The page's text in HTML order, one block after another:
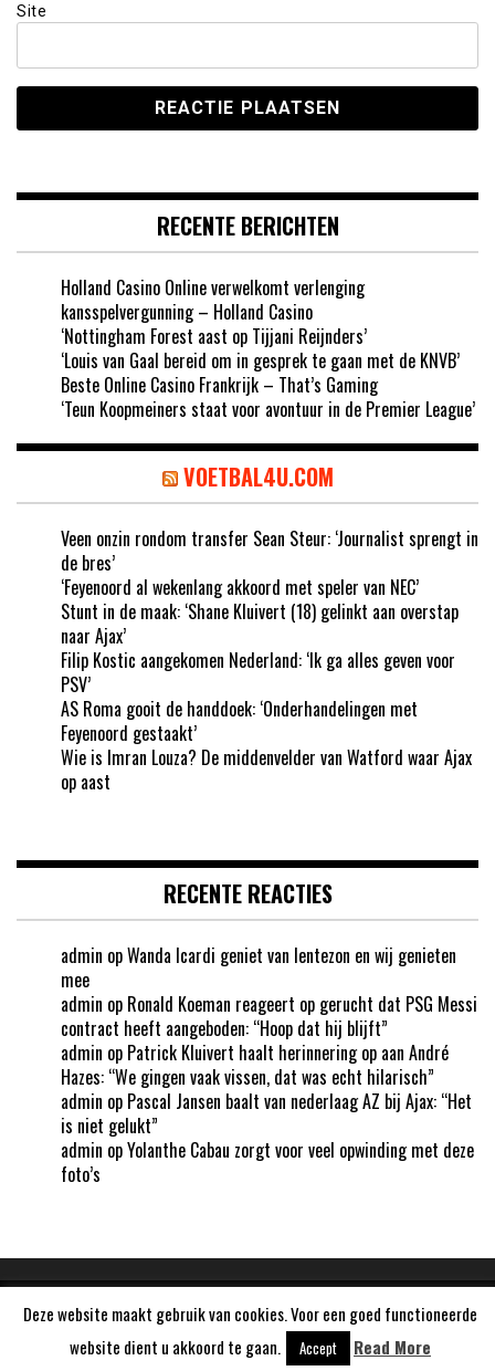
Site
RECENTE BERICHTEN
Holland Casino Online verwelkomt verlenging
kansspelvergunning – Holland Casino
‘Nottingham Forest aast op Tijjani Reijnders’
‘Louis van Gaal bereid om in gesprek te gaan met de KNVB’
Beste Online Casino Frankrijk – That’s Gaming
‘Teun Koopmeiners staat voor avontuur in de Premier League’
VOETBAL4U.COM
Veen onzin rondom transfer Sean Steur: ‘Journalist sprengt in
de bres’
‘Feyenoord al wekenlang akkoord met speler van NEC’
Stunt in de maak: ‘Shane Kluivert (18) gelinkt aan overstap
naar Ajax’
Filip Kostic aangekomen Nederland: ‘Ik ga alles geven voor
PSV’
AS Roma gooit de handdoek: ‘Onderhandelingen met
Feyenoord gestaakt’
Wie is Imran Louza? De middenvelder van Watford waar Ajax
op aast
RECENTE REACTIES
admin opWanda Icardi geniet van lentezon en wij genieten
mee
admin op Ronald Koeman reageert op gerucht dat PSG Messi
contract heeft aangeboden: “Hoop dat hij blijft”
admin op Patrick Kluivert haalt herinnering op aan André
Hazes: “We gingen vaak vissen, dat was echt hilarisch”
admin op Pascal Jansen baalt van nederlaag AZ bij Ajax: “Het
is niet gelukt”
admin opYolanthe Cabau zorgt voor veel opwinding met deze
foto’s
Aangedreven doorWordPress
Deze website maakt gebruik van cookies. Voor een goed functioneerde
website dient u akkoord te gaan.
Accept Read More